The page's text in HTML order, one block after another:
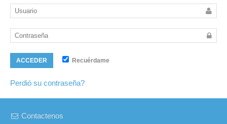
ACCEDER Recuérdame
Perdió su contraseña?
Contactenos